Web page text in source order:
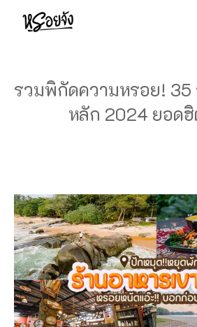
Skip
รวมพิกัดความหรอย! 35
หลัก 2024 ยอด